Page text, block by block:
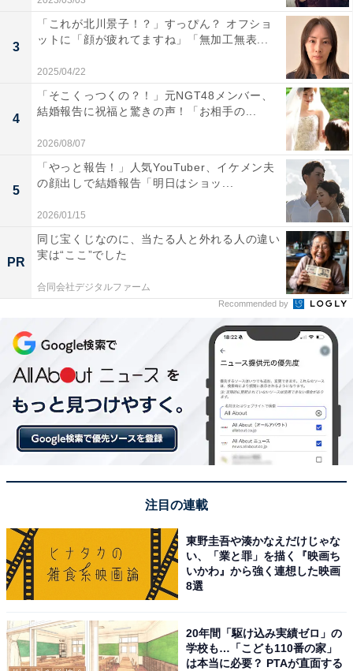
3
「これが北川景子！？」すっぴん？ オフショ
ットに「顔が疲れてますね」「無加工無表...
2025/04/22
4
「そこくっつくの？！」元NGT48メンバー、
結婚報告に祝福と驚きの声！「お相手の...
2026/08/07
5
「やっと報告！」人気YouTuber、イケメン夫
の顔出しで結婚報告「明日はショッ...
2026/01/15
PR
同じ宝くじなのに、当たる人と外れる人の違い
実は“ここ”でした
合同会社デジタルファーム
Recommended by
注目の連載
東野圭吾や湊かなえだけじゃな
い、「業と罪」を描く『映画ち
いかわ』から強く連想した映画
8選
20年間「駆け込み実績ゼロ」の
学校も…「こども110番の家」
は本当に必要？ PTAが直面する